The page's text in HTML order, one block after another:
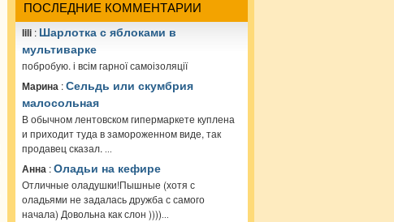
ПОСЛЕДНИЕ КОММЕНТАРИИ
lili : Шарлотка с яблоками в
мультиварке
побробую. і всім гарної самоізоляції
Марина :Сельдь или скумбрия
малосольная
В обычном лентовском гипермаркете куплена
и приходит туда в замороженном виде, так
продавец сказал. ...
Анна :Оладьи на кефире
Отличные оладушки!Пышные (хотя с
оладьями не задалась дружба с самого
начала) Довольна как слон ))))...